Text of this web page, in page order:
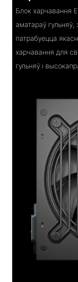
Блок харчавання
аматараў гульняў,
патрабуецца
харчавання для
гульняў і